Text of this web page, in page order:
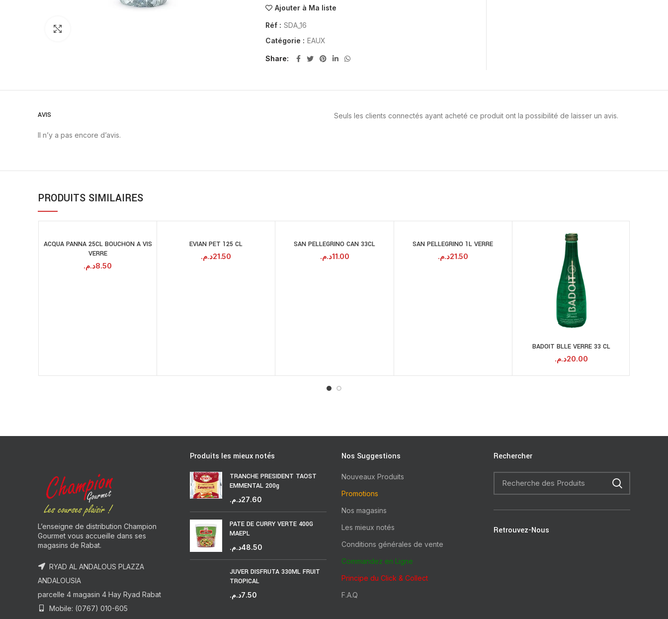
Ajouter à Ma liste
Réf : SDA_16
Catégorie : EAUX
Share
AVIS
Il n’y a pas encore d’avis.
Seuls les clients connectés ayant acheté ce produit ont la possibilité de laisser un avis.
PRODUITS SIMILAIRES
AJOUTER AU
PANIER
ACQUA PANNA 25CL BOUCHON A VIS
VERRE
8.50د.م.
AJOUTER AU
PANIER
EVIAN PET 125 CL
21.50د.م.
AJOUTER AU
PANIER
SAN PELLEGRINO CAN 33CL
11.00د.م.
AJOUTER AU
PANIER
SAN PELLEGRINO 1L VERRE
21.50د.م.
AJOUTER AU
PANIER
BADOIT BLLE VERRE 33 CL
20.00د.م.
L’enseigne de distribution Champion
Gourmet vous accueille dans ses
magasins de Rabat.
RYAD AL ANDALOUS PLAZZA
ANDALOUSIA
parcelle 4 magasin 4 Hay Ryad Rabat
Mobile: (0767) 010-605
Produits les mieux notés
TRANCHE PRESIDENT TAOST
EMMENTAL 200g
27.60د.م.
PATE DE CURRY VERTE 400G
MAEPL
48.50د.م.
JUVER DISFRUTA 330ML FRUIT
TROPICAL
7.50د.م.
Nos Suggestions
Nouveaux Produits
Promotions
Nos magasins
Les mieux notés
Conditions générales de vente
Commandez en Ligne
Principe du Click & Collect
F.A.Q
Rechercher
Retrouvez-Nous